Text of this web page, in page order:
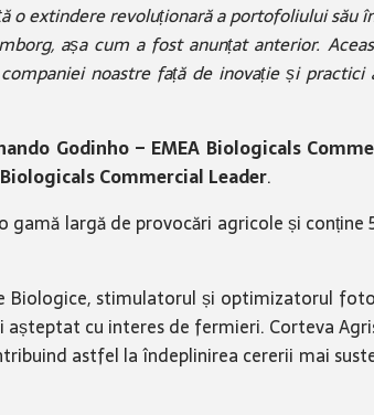
extindere revoluționară a portofoliului său
așa cum a fost anunțat anterior.
noastre față de inovație și practici
Godinho – EMEA Biologicals
Commercial Leader.
largă de provocări agricole și conține
Biologice, stimulatorul și optimizatorul
cu interes de fermieri. Corteva
astfel la îndeplinirea cererii mai